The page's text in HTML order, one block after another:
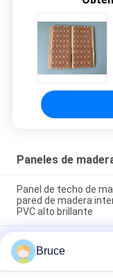
Paneles de
Panel de techo de
pared de madera
PVC alto brillante
200 × 5.95M Panes
artístico para
pulgadas panel de
Bruce